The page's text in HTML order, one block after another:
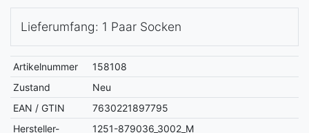
Lieferumfang: 1 Paar Socken
Artikelnummer
158108
Zustand
Neu
EAN / GTIN
7630221897795
Hersteller-
1251-879036_3002_M